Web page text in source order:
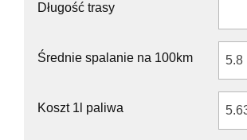
Długość trasy
Średnie spalanie na 100km
Koszt 1l paliwa